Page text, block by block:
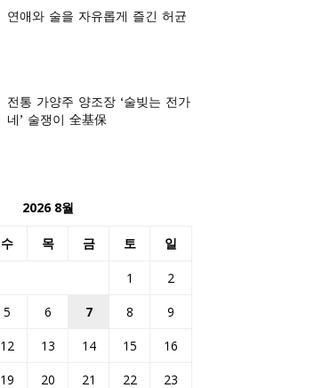
연애와 술을 자유롭게 즐긴 허균
전통 가양주 양조장 ‘술빚는 전가
네’ 술쟁이 全基保
2026 8월
수 목 금 토 일
1
2
5 6 7 8
9
12 13 14 15
16
19 20 21 22 23